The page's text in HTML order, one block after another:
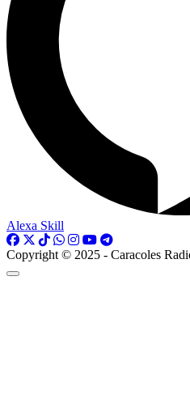
Alexa Skill
Copyright © 2025 - Caracoles